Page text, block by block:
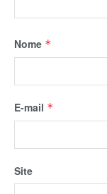
Nome *
E-mail *
Site